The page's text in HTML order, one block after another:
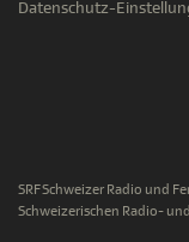
Datenschutz-
SRF Schweizer Radio und
Schweizerischen Radio-